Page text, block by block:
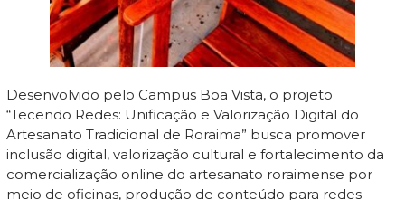
Desenvolvido pelo Campus Boa Vista, o projeto
“Tecendo Redes: Unificação e Valorização Digital do
Artesanato Tradicional de Roraima” busca promover
inclusão digital, valorização cultural e fortalecimento da
comercialização online do artesanato roraimense por
meio de oficinas, produção de conteúdo para redes